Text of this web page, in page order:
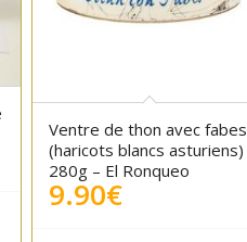
Ventre de thon avec fabes
(haricots blancs asturiens)
280g – El Ronqueo
9.90€